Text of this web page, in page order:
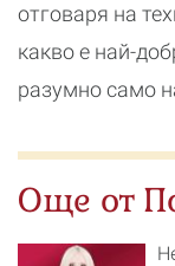
отговаря на
какво е най-
разумно само
Още от